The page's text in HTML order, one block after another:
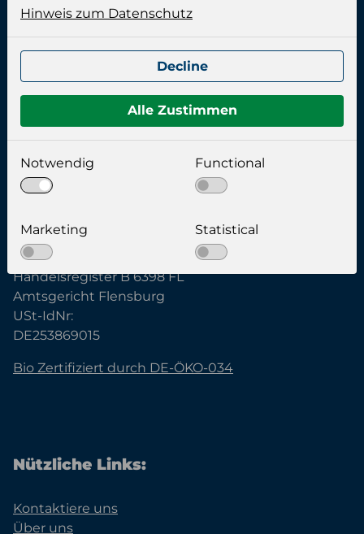
Bürozeit:
Montag bis Donnerstag:08.00-15.00 Uhr
Freitag:08.00-14.00 Uhr
Impressum:
Geschäftsführer:
Kenneth Holm Hynkemejer
Handelsregister B 6398 FL
Amtsgericht Flensburg
USt-IdNr:
DE253869015
Bio Zertifiziert durch DE-ÖKO-034
Nützliche Links:
Kontaktiere uns
Über uns
Hinweis zum Datenschutz
Decline
Alle Zustimmen
Notwendig Functional
Marketing Statistical